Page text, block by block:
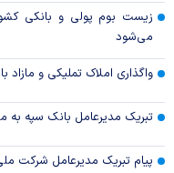
زیست بوم پولی و بانکی
می‌شود
واگذاری املاک تملیکی و
تبریک مدیرعامل بانک سپه به
پیام تبریک مدیرعامل شرکت